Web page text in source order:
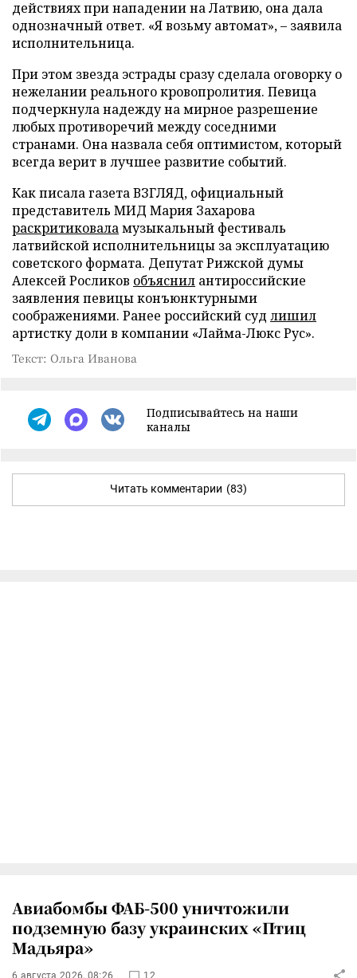
действиях при нападении на Латвию, она дала
однозначный ответ. «Я возьму автомат», – заявила
исполнительница.
При этом звезда эстрады сразу сделала оговорку о
нежелании реального кровопролития. Певица
подчеркнула надежду на мирное разрешение
любых противоречий между соседними
странами. Она назвала себя оптимистом, который
всегда верит в лучшее развитие событий.
Как писала газета ВЗГЛЯД, официальный
представитель МИД Мария Захарова
раскритиковаламузыкальный фестиваль
латвийской исполнительницы за эксплуатацию
советского формата. Депутат Рижской думы
Алексей Росликов объяснил антироссийские
заявления певицы конъюнктурными
соображениями. Ранее российский суд лишил
артистку доли в компании «Лайма-Люкс Рус».
Текст: Ольга Иванова
Подписывайтесь на наши
каналы
Читать комментарии (83)
Авиабомбы ФАБ-500 уничтожили
подземную базу украинских «Птиц
Мадьяра»
6 августа 2026, 08:26 12